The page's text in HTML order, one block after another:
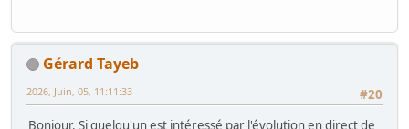
Gérard Tayeb
#20
2026, Juin, 05, 11:11:33
Bonjour. Si quelqu'un est intéressé par l'évolution en direct de